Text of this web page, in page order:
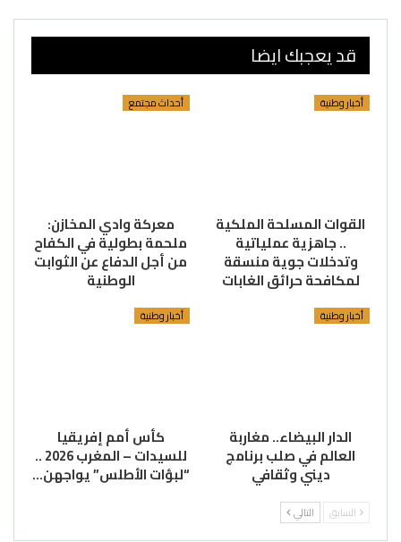
قد يعجبك ايضا
أخبار وطنية
القوات المسلحة الملكية
.. جاهزية عملياتية
وتدخلات جوية منسقة
لمكافحة حرائق الغابات
أحداث مجتمع
معركة وادي المخازن:
ملحمة بطولية في الكفاح
من أجل الدفاع عن الثوابت
الوطنية
أخبار وطنية
الدار البيضاء.. مغاربة
العالم في صلب برنامج
ديني وثقافي
أخبار وطنية
كأس أمم إفريقيا
للسيدات – المغرب 2026 ..
“لبؤات الأطلس” يواجهن…
السابق التالي